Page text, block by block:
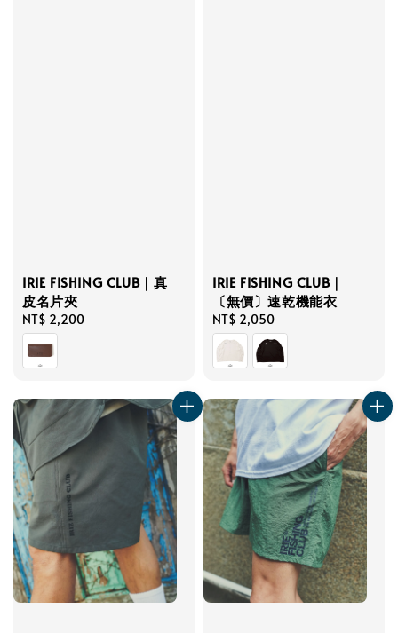
IRIE FISHING CLUB｜真
皮名片夾
Regular
price
NT$ 2,200
IRIE FISHING CLUB｜
〔無價〕速乾機能衣
Regular
price
NT$ 2,050